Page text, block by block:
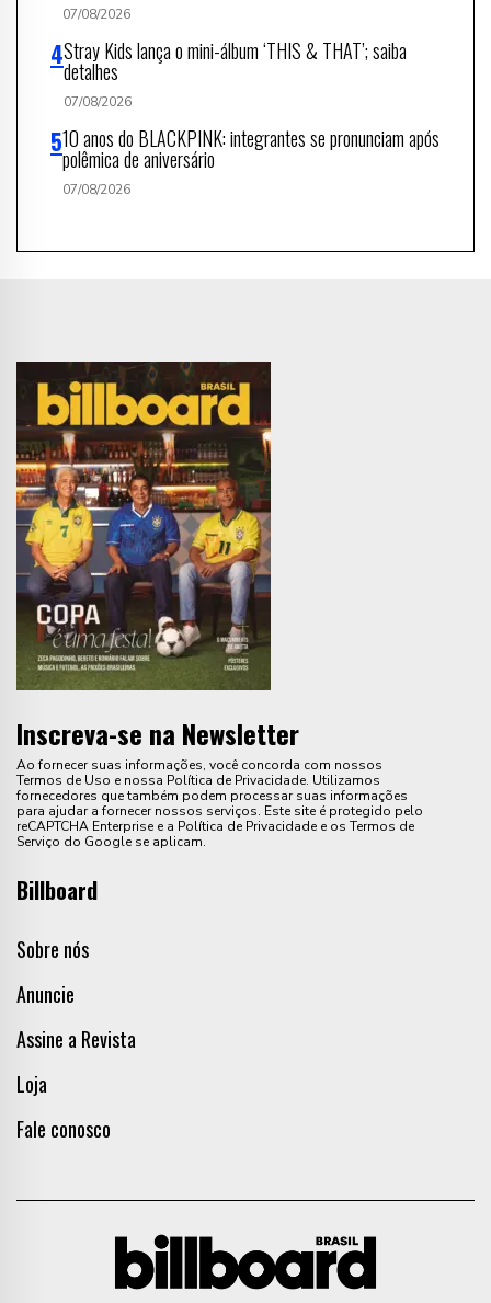
07/08/2026
Stray Kids lança o mini-álbum ‘THIS & THAT’; saiba
detalhes
07/08/2026
10 anos do BLACKPINK: integrantes se pronunciam após
polêmica de aniversário
07/08/2026
Inscreva-se na Newsletter
Ao fornecer suas informações, você concorda com nossos
Termos de Uso e nossa Política de Privacidade. Utilizamos
fornecedores que também podem processar suas informações
para ajudar a fornecer nossos serviços. Este site é protegido pelo
reCAPTCHA Enterprise e a Política de Privacidade e os Termos de
Serviço do Google se aplicam.
Billboard
Sobre nós
Anuncie
Assine a Revista
Loja
Fale conosco